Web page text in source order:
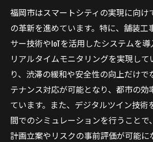
福岡市はスマートシティの実現に向け
の革新を進めています。特に、舗装工
サー技術やIoTを活用したシステムを
リアルタイムモニタリングを実現して
り、渋滞の緩和や安全性の向上だけで
テナンス対応が可能となり、都市の効
ています。また、デジタルツイン技術
間でのシミュレーションを行うことで
計画立案やリスクの事前評価が可能に